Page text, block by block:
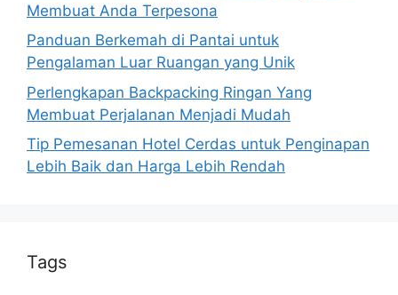
Membuat Anda Terpesona
Panduan Berkemah di Pantai untuk
Pengalaman Luar Ruangan yang Unik
Perlengkapan Backpacking Ringan Yang
Membuat Perjalanan Menjadi Mudah
Tip Pemesanan Hotel Cerdas untuk Penginapan
Lebih Baik dan Harga Lebih Rendah
Tags